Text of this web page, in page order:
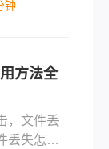
钟
方法全
，文件丢
丢失怎么